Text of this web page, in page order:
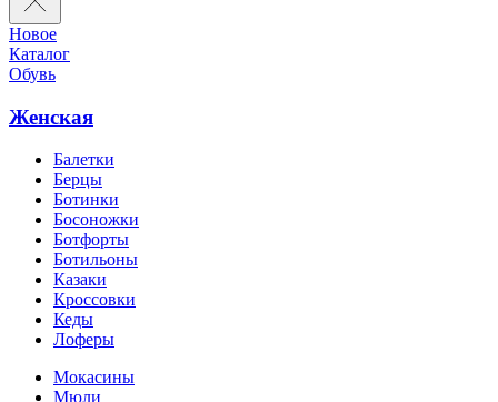
Новое
Каталог
Обувь
Женская
Балетки
Берцы
Ботинки
Босоножки
Ботфорты
Ботильоны
Казаки
Кроссовки
Кеды
Лоферы
Мокасины
Мюли